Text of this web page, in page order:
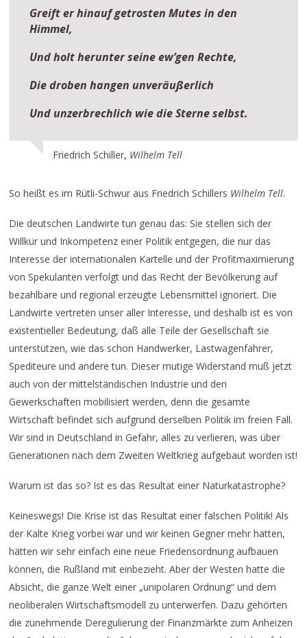
Greift er hinauf getrosten Mutes in den
Himmel,
Und holt herunter seine ew’gen Rechte,
Die droben hangen unveräußerlich
Und unzerbrechlich wie die Sterne selbst.
Friedrich Schiller, Wilhelm Tell
So heißt es im Rütli-Schwur aus Friedrich Schillers Wilhelm Tell.
Die deutschen Landwirte tun genau das: Sie stellen sich der
Willkür und Inkompetenz einer Politik entgegen, die nur das
Interesse der internationalen Kartelle und der Profitmaximierung
von Spekulanten verfolgt und das Recht der Bevölkerung auf
bezahlbare und regional erzeugte Lebensmittel ignoriert. Die
Landwirte vertreten unser aller Interesse, und deshalb ist es von
existentieller Bedeutung, daß alle Teile der Gesellschaft sie
unterstützen, wie das schon Handwerker, Lastwagenfahrer,
Spediteure und andere tun. Dieser mutige Widerstand muß jetzt
auch von der mittelständischen Industrie und den
Gewerkschaften mobilisiert werden, denn die gesamte
Wirtschaft befindet sich aufgrund derselben Politik im freien Fall.
Wir sind in Deutschland in Gefahr, alles zu verlieren, was über
Generationen nach dem Zweiten Weltkrieg aufgebaut worden ist!
Warum ist das so? Ist es das Resultat einer Naturkatastrophe?
Keineswegs! Die Krise ist das Resultat einer falschen Politik! Als
der Kalte Krieg vorbei war und wir keinen Gegner mehr hatten,
hätten wir sehr einfach eine neue Friedensordnung aufbauen
können, die Rußland mit einbezieht. Aber der Westen hatte die
Absicht, die ganze Welt einer „unipolaren Ordnung“ und dem
neoliberalen Wirtschaftsmodell zu unterwerfen. Dazu gehörten
die zunehmende Deregulierung der Finanzmärkte zum Anheizen